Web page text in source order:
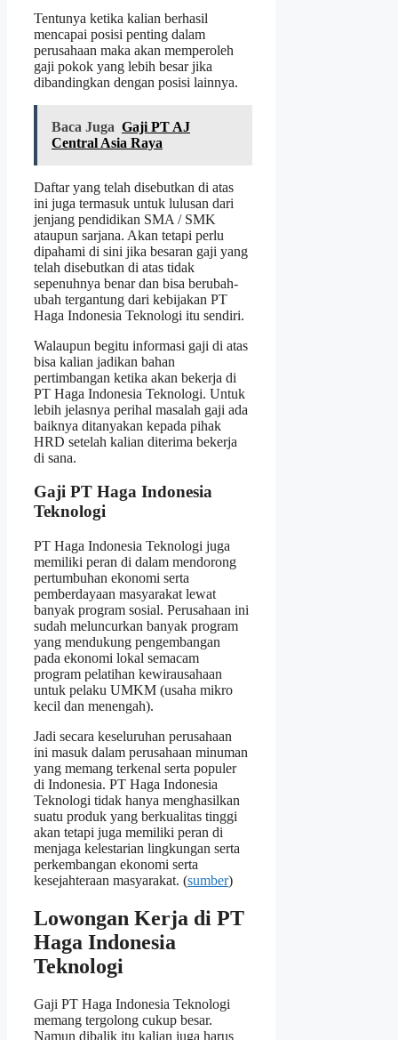
Tentunya ketika kalian berhasil
mencapai posisi penting dalam
perusahaan maka akan memperoleh
gaji pokok yang lebih besar jika
dibandingkan dengan posisi lainnya.
Baca Juga Gaji PT AJ
Central Asia Raya
Daftar yang telah disebutkan di atas
ini juga termasuk untuk lulusan dari
jenjang pendidikan SMA / SMK
ataupun sarjana. Akan tetapi perlu
dipahami di sini jika besaran gaji yang
telah disebutkan di atas tidak
sepenuhnya benar dan bisa berubah-
ubah tergantung dari kebijakan PT
Haga Indonesia Teknologi itu sendiri.
Walaupun begitu informasi gaji di atas
bisa kalian jadikan bahan
pertimbangan ketika akan bekerja di
PT Haga Indonesia Teknologi. Untuk
lebih jelasnya perihal masalah gaji ada
baiknya ditanyakan kepada pihak
HRD setelah kalian diterima bekerja
di sana.
Gaji PT Haga Indonesia
Teknologi
PT Haga Indonesia Teknologi juga
memiliki peran di dalam mendorong
pertumbuhan ekonomi serta
pemberdayaan masyarakat lewat
banyak program sosial. Perusahaan ini
sudah meluncurkan banyak program
yang mendukung pengembangan
pada ekonomi lokal semacam
program pelatihan kewirausahaan
untuk pelaku UMKM (usaha mikro
kecil dan menengah).
Jadi secara keseluruhan perusahaan
ini masuk dalam perusahaan minuman
yang memang terkenal serta populer
di Indonesia. PT Haga Indonesia
Teknologi tidak hanya menghasilkan
suatu produk yang berkualitas tinggi
akan tetapi juga memiliki peran di
menjaga kelestarian lingkungan serta
perkembangan ekonomi serta
kesejahteraan masyarakat. (sumber)
Lowongan Kerja di PT
Haga Indonesia
Teknologi
Gaji PT Haga Indonesia Teknologi
memang tergolong cukup besar.
Namun dibalik itu kalian juga harus